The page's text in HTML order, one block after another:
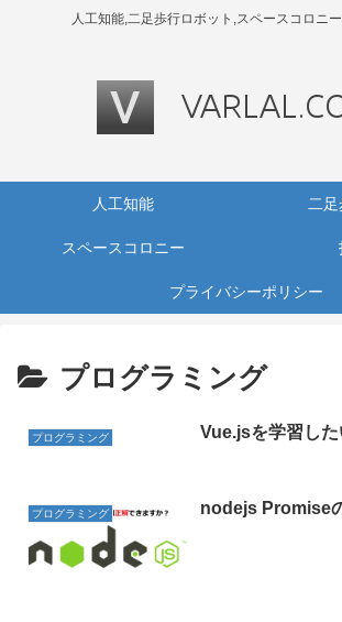
人工知能,二足歩行ロボット,スペースコロニー
人工知能 二足
スペースコロニー
プライバシーポリシー
プログラミング
プログラミング Vue.jsを学習した
プログラミング nodejs Promise